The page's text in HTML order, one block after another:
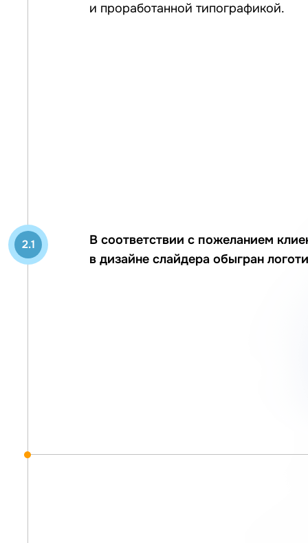
и проработанной типографикой.
2.1
В соответствии с пожеланием
в дизайне слайдера обыгран